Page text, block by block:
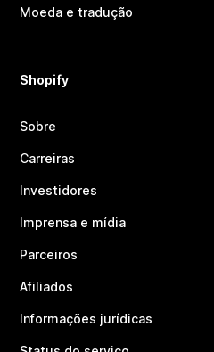
Moeda e tradução
Shopify
Sobre
Carreiras
Investidores
Imprensa e mídia
Parceiros
Afiliados
Informações jurídicas